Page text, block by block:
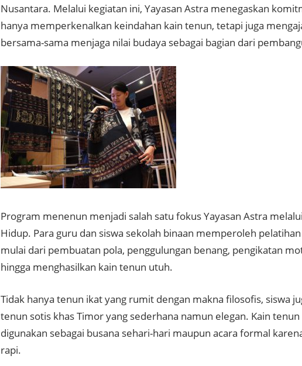
Nusantara. Melalui kegiatan ini, Yayasan Astra menegaskan
hanya memperkenalkan keindahan kain tenun, tetapi juga
bersama-sama menjaga nilai budaya sebagai bagian dari
Program menenun menjadi salah satu fokus Yayasan Astra melalui
Hidup. Para guru dan siswa sekolah binaan memperoleh
mulai dari pembuatan pola, penggulungan benang, pengikatan
hingga menghasilkan kain tenun utuh.
Tidak hanya tenun ikatyang rumit dengan makna filosofis, siswa
tenun sotis khas Timor yang sederhana namun elegan. Kain
digunakan sebagai busana sehari-hari maupun acara formal
rapi.